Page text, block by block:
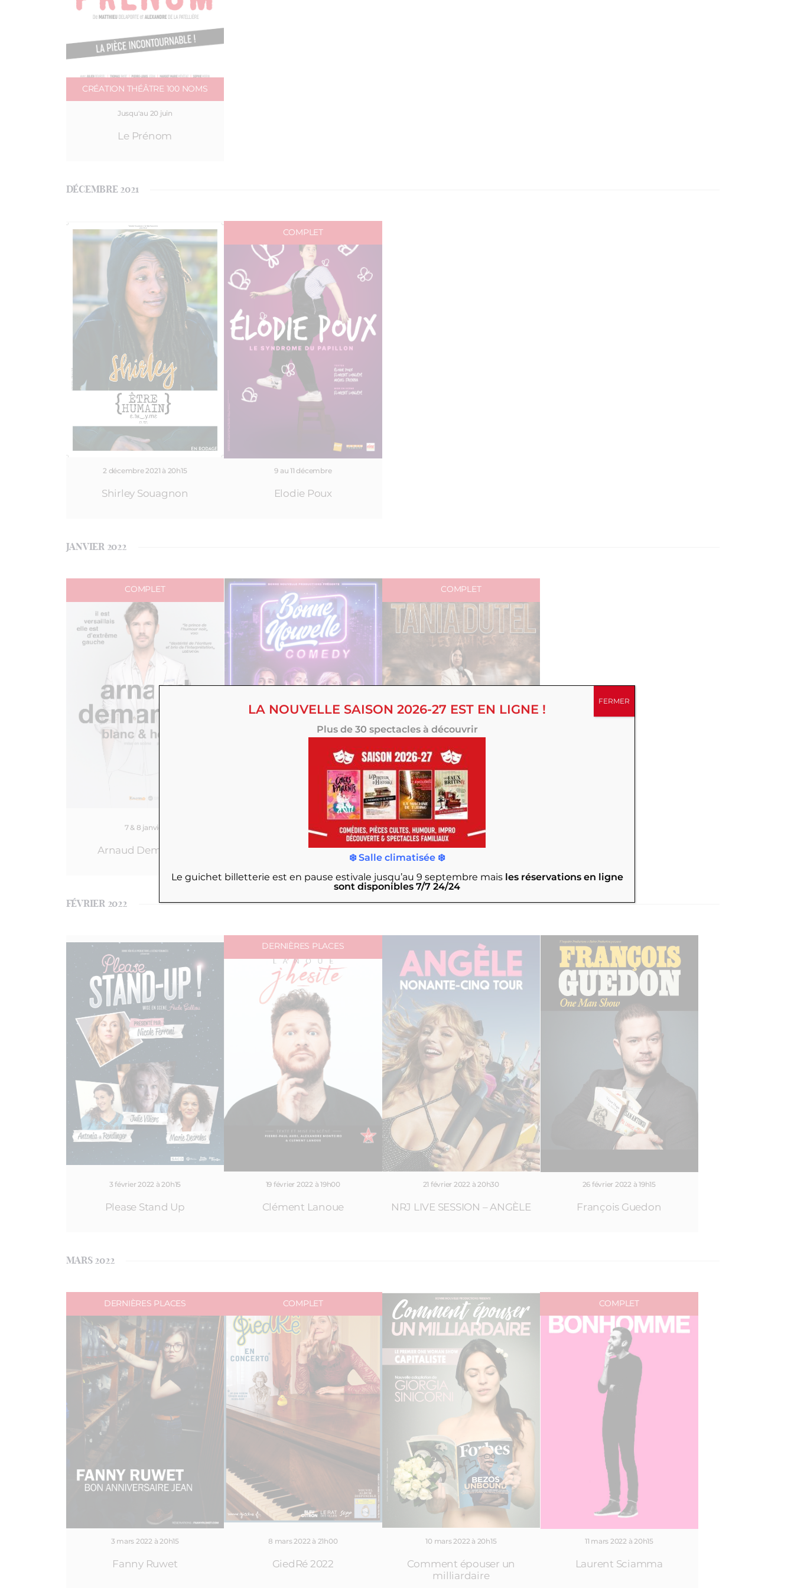
CRÉATION THÉÂTRE 100 NOMS
Jusqu'au 20 juin
Le Prénom
DÉCEMBRE 2021
2 décembre 2021 à 20h15
Shirley Souagnon
COMPLET
9 au 11 décembre
Elodie Poux
JANVIER 2022
COMPLET
7 & 8 janvier
Arnaud Demanche
19 janvier 2022 à 21h00
Bonne nouvelle comedy
COMPLET
28 janvier 2022 à 19h15
Tania Dutel
FÉVRIER 2022
3 février 2022 à 20h15
Please Stand Up
DERNIÈRES PLACES
19 février 2022 à 19h00
Clément Lanoue
21 février 2022 à 20h30
NRJ LIVE SESSION – ANGÈLE
26 février 2022 à 19h15
François Guedon
MARS 2022
DERNIÈRES PLACES
3 mars 2022 à 20h15
Fanny Ruwet
COMPLET
8 mars 2022 à 21h00
GiedRé 2022
10 mars 2022 à 20h15
Comment épouser un
milliardaire
COMPLET
11 mars 2022 à 20h15
Laurent Sciamma
LA NOUVELLE SAISON 2026-27 EST EN LIGNE !
Plus de 30 spectacles à découvrir
❄️ Salle climatisée ❄️
Le guichet billetterie est en pause estivale jusqu’au 9 septembre maisles réservations en ligne
sont disponibles 7/7 24/24
FERMER